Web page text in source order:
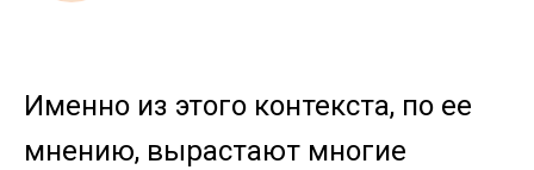
Именно из этого контекста, по ее
мнению, вырастают многие